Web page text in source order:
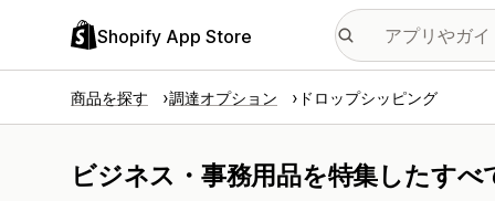
Shopify App Store
商品を探す 調達オプション ドロップシッピング
ビジネス・事務用品を特集したす